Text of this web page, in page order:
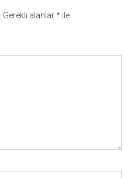
Gerekli alanlar* ile